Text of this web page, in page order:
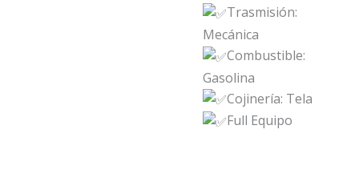
Trasmisión:
Mecánica
Combustible:
Gasolina
Cojinería: Tela
Full Equipo